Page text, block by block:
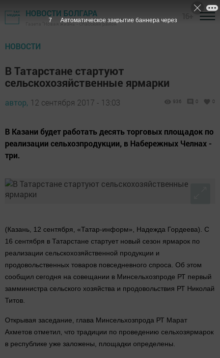
НОВОСТИ БОЛГАРА
Газета "Новая жизнь" - Спасский район
НОВОСТИ
В Татарстане стартуют
сельскохозяйственные ярмарки
автор, 12 сентября 2017 - 13:03 936 0 0
В Казани будет работать десять торговых площадок по
реализации сельхозпродукции, в Набережных Челнах -
три.
(Казань, 12 сентября, «Татар-информ», Надежда Гордеева). С
16 сентября в Татарстане стартует новый сезон ярмарок по
реализации сельскохозяйственной продукции и
продовольственных товаров повседневного спроса. Об этом
сообщил сегодня на совещании в Минсельхозпроде РТ первый
замминистра сельского хозяйства и продовольствия РТ Николай
Титов.
Открывая заседание, глава Минсельхозпрода РТ Марат
Ахметов отметил, что традиции по проведению сельхозярмарок
в республике уже заложены, площадки определены.
6 Автоматическое закрытие баннера через